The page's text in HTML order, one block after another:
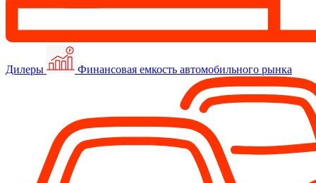
Дилеры Финансовая емкость автомобильного рынка